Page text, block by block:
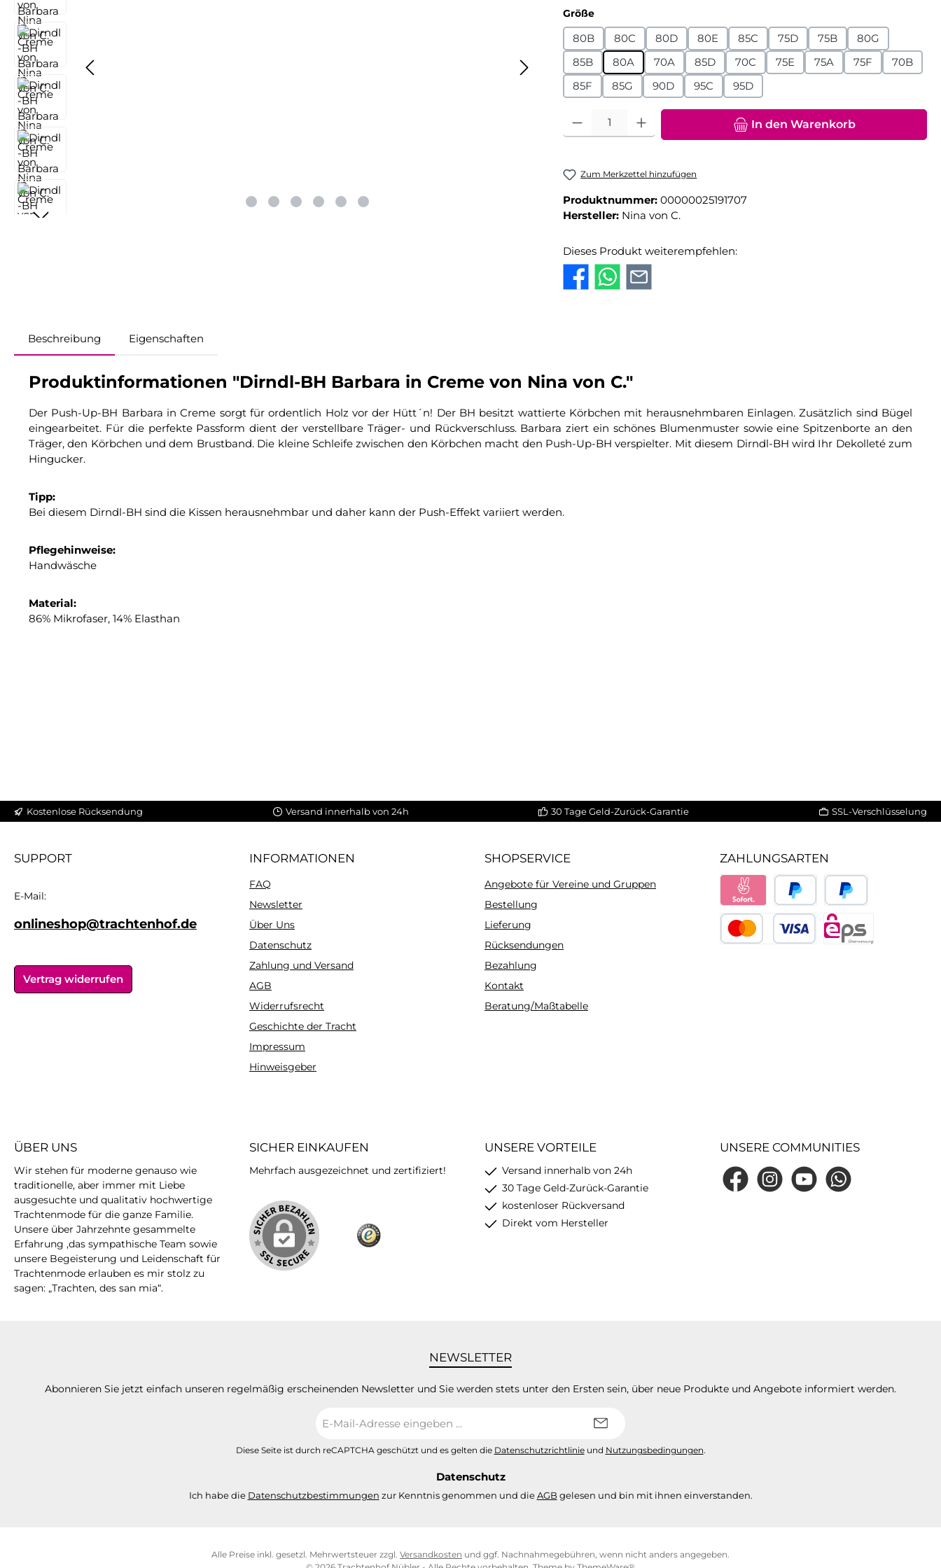
Größeauswählen
80B 80C 80D 80E 85C 75D 75B
80G
85B
80A 70A 85D 70C 75E 75A 75F
70B
85F
85G 90D 95C 95D
Produkt Anzahl: Gib den gewünschten Wert ein oder benutze die
In den Warenkorb
Zum Merkzettel hinzufügen
Produktnummer: 00000025191707
Hersteller: Nina von C.
Dieses Produkt weiterempfehlen:
Beschreibung Eigenschaften
Produktinformationen "Dirndl-BH Barbara in Creme von Nina von C."
Der Push-Up-BH Barbara in Creme sorgt für ordentlich Holz vor der Hütt´n! Der BH besitzt wattierte Körbchen mit herausnehmbaren Einlagen. Zusätzlich sind Bügel
eingearbeitet. Für die perfekte Passform dient der verstellbare Träger- und Rückverschluss. Barbara ziert ein schönes Blumenmuster sowie eine Spitzenborte an den
Träger, den Körbchen und dem Brustband. Die kleine Schleife zwischen den Körbchen macht den Push-Up-BH verspielter. Mit diesem Dirndl-BH wird Ihr Dekolleté zum
Hingucker.
Tipp:
Bei diesem Dirndl-BH sind die Kissen herausnehmbar und daher kann der Push-Effekt variiert werden.
Pflegehinweise:
Handwäsche
Material:
86% Mikrofaser, 14% Elasthan
Kostenlose Rücksendung Versand innerhalb von 24h 30 Tage Geld-Zurück-Garantie SSL-Verschlüsselung
SUPPORT
E-Mail:
onlineshop@trachtenhof.de
Vertrag widerrufen
INFORMATIONEN
FAQ
Newsletter
Über Uns
Datenschutz
Zahlung und Versand
AGB
Widerrufsrecht
Geschichte der Tracht
Impressum
Hinweisgeber
SHOPSERVICE
Angebote für Vereine und Gruppen
Bestellung
Lieferung
Rücksendungen
Bezahlung
Kontakt
Beratung/Maßtabelle
ZAHLUNGSARTEN
PayPal Später bezahlen
Sofort
ÜBER UNS
Wir stehen für moderne genauso wie
traditionelle, aber immer mit Liebe
ausgesuchte und qualitativ hochwertige
Trachtenmode für die ganze Familie.
Unsere über Jahrzehnte gesammelte
Erfahrung ,das sympathische Team sowie
unsere Begeisterung und Leidenschaft für
Trachtenmode erlauben es mir stolz zu
sagen: „Trachten, des san mia“.
SICHER EINKAUFEN
Mehrfach ausgezeichnet und zertifiziert!
UNSERE VORTEILE
Versand innerhalb von 24h
30 Tage Geld-Zurück-Garantie
kostenloser Rückversand
Direkt vom Hersteller
UNSERE COMMUNITIES
FacebookInstagramYouTubeWhatsApp
NEWSLETTER
Abonnieren Sie jetzt einfach unseren regelmäßig erscheinenden Newsletter und Sie werden stets unter den Ersten sein, über neue Produkte und Angebote informiert werden.
Mail-
Adresse
Diese Seite ist durch reCAPTCHA geschützt und es gelten die Datenschutzrichtlinieund Nutzungsbedingungen.
Datenschutz
Ich habe die Datenschutzbestimmungen zur Kenntnis genommen und dieAGB gelesen und bin mit ihnen einverstanden.
Alle Preise inkl. gesetzl. Mehrwertsteuer zzgl. Versandkosten und ggf. Nachnahmegebühren, wenn nicht anders angegeben.